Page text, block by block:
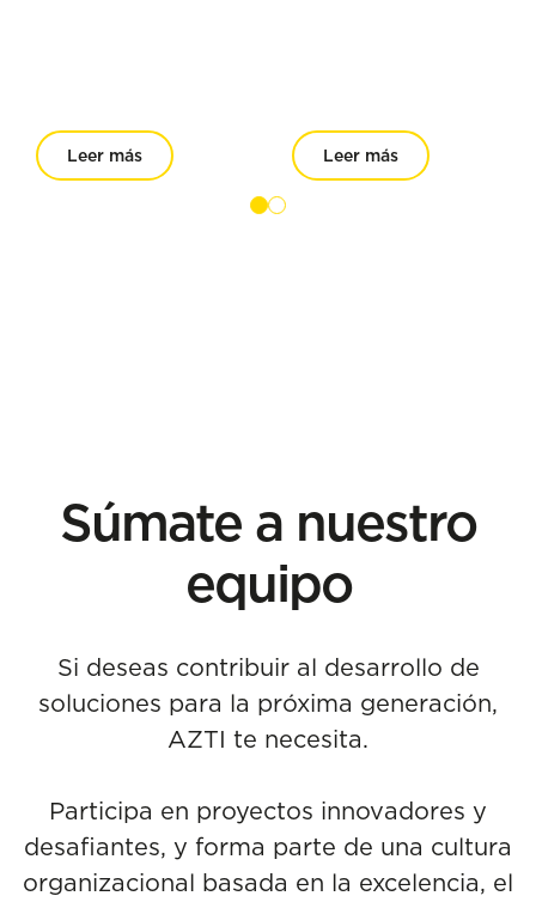
Leer más Leer más
Súmate a nuestro
equipo
Si deseas contribuir al desarrollo de
soluciones para la próxima generación,
AZTI te necesita.
Participa en proyectos innovadores y
desafiantes, y forma parte de una cultura
organizacional basada en la excelencia, el